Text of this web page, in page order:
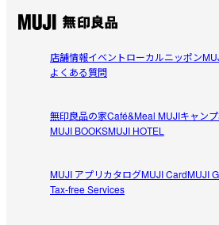
店舗情報イベントローカルニッポン
よくある質問
無印良品の家Café&Meal MUJIキャン
MUJI BOOKSMUJI HOTEL
MUJI アプリカタログMUJI CardMUJI
Tax-free Services